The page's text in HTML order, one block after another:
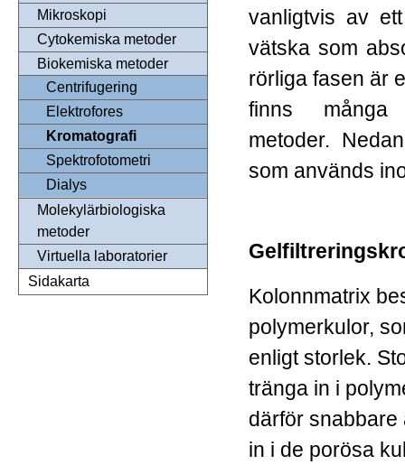
Mikroskopi
Cytokemiska metoder
Biokemiska metoder
Centrifugering
Elektrofores
Kromatografi
Spektrofotometri
Dialys
Molekylärbiologiska
metoder
Virtuella laboratorier
Sidakarta
vanligtvis av
vätska som
rörliga fasen är
finns många
metoder.
som används
Kolonnmatrix
polymerkulor,
enligt storlek.
tränga in i
därför snabbare
in i de porösa